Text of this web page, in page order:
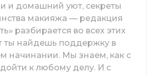
и домашний уют, секреты
макияжа — редакция
разбирается во всех этих
ты найдешь поддержку в
начинании. Мы знаем, как с
к любому делу. И с